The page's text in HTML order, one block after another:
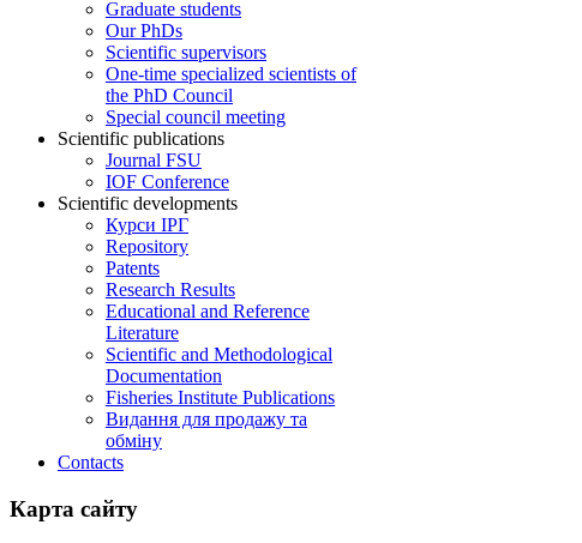
Graduate students
Our PhDs
Scientific supervisors
One-time specialized scientists of
the PhD Council
Special council meeting
Scientific publications
Journal FSU
IOF Conference
Scientific developments
Курси ІРГ
Repository
Patents
Research Results
Educational and Reference
Literature
Scientific and Methodological
Documentation
Fisheries Institute Publications
Видання для продажу та
обміну
Contacts
Карта сайту